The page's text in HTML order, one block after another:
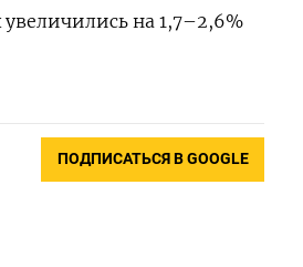
на 1,7–2,6%
ПОДПИСАТЬСЯ В GOOGLE